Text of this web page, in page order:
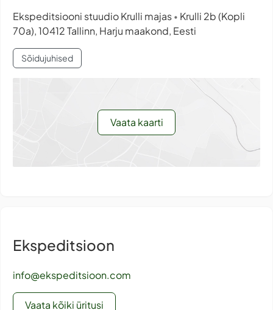
Ekspeditsiooni stuudio Krulli majas • Krulli 2b (Kopli
70a), 10412 Tallinn, Harju maakond, Eesti
Sõidujuhised
Vaata kaarti
Ekspeditsioon
info@ekspeditsioon.com
Vaata kõiki üritusi